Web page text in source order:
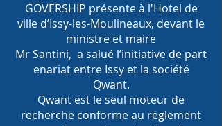
GOVERSHIP présente à l'Hotel de
ville d’Issy-les-Moulineaux, devant le
ministre et maire
MrSantini, a salué l’initiative de part
enariat entre Issy et la société
Qwant.
Qwant est le seul moteur de
recherche conforme au règlement